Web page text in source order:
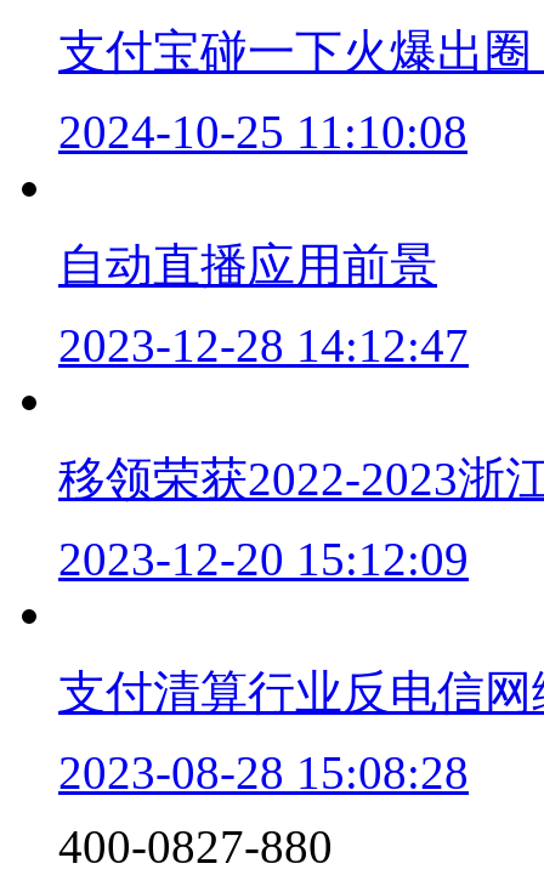
支付宝碰一下火爆出
2024-10-25 11:10:08
自动直播应用前景
2023-12-28 14:12:47
移领荣获2022-2023浙
2023-12-20 15:12:09
支付清算行业反电信
2023-08-28 15:08:28
‭400-0827-880